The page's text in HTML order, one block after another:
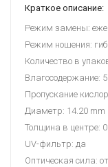
Краткое описание:
Режим замены:
Режим ношения:
Количество в
Влагосодержание:
Пропускание
Диаметр: 14.20 mm
Толщина в центре:
UV-фильтр: да
Оптическая сила: